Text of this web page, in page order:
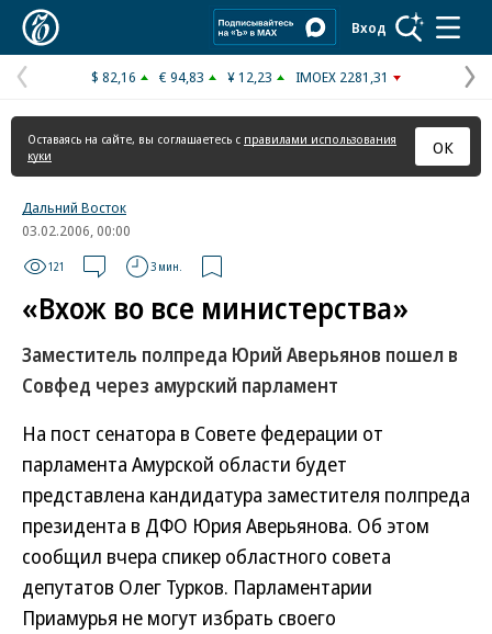
Вход
Предыдущая
страница
$ 82,16 € 94,83 ¥ 12,23 IMOEX 2281,31
Оставаясь на сайте, вы соглашаетесь с правилами использования
куки
ОК
Дальний Восток
03.02.2006, 00:00
121 3 мин.
«Вхож во все министерства»
Заместитель полпреда Юрий Аверьянов пошел в
Совфед через амурский парламент
На пост сенатора в Совете федерации от
парламента Амурской области будет
представлена кандидатура заместителя полпреда
президента в ДФО Юрия Аверьянова. Об этом
сообщил вчера спикер областного совета
депутатов Олег Турков. Парламентарии
Приамурья не могут избрать своего